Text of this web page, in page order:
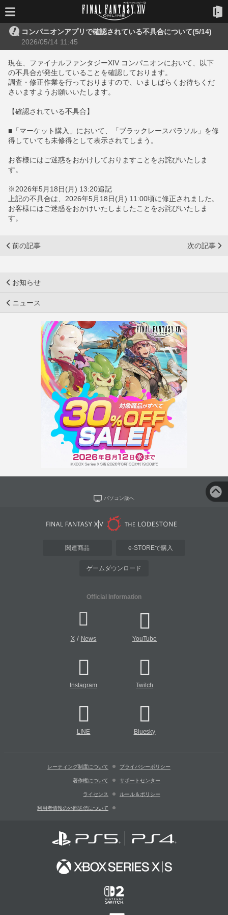
コンパニオンアプリで確認されている不具合について(5/14)
2026/05/14 11:45
現在、ファイナルファンタジーXIV コンパニオンにおいて、以下
の不具合が発生していることを確認しております。
調査・修正作業を行っておりますので、いましばらくお待ちくだ
さいますようお願いいたします。
【確認されている不具合】
■「マーケット購入」において、「ブラックレースパラソル」を修
得していても未修得として表示されてしまう。
お客様にはご迷惑をおかけしておりますことをお詫びいたしま
す。
※2026年5月18日(月) 13:20追記
上記の不具合は、2026年5月18日(月) 11:00頃に修正されました。
お客様にはご迷惑をおかけいたしましたことをお詫びいたしま
す。
前の記事 次の記事
お知らせ
ニュース
パソコン版へ
関連商品 e-STOREで購入
ゲームダウンロード
Official Information
X/ News YouTube
Instagram Twitch
LINE Bluesky
レーティング制度について プライバシーポリシー
著作権について サポートセンター
ライセンス ルール＆ポリシー
利用者情報の外部送信について